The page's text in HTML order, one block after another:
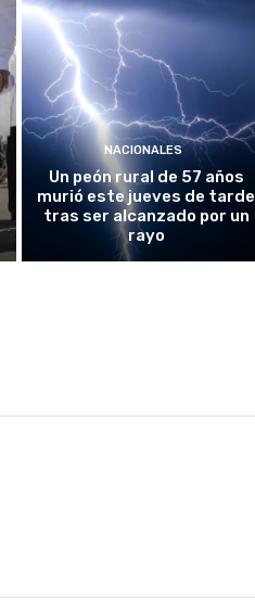
NACIONALES
Un peón rural de 57 años
murió este jueves de tarde
tras ser alcanzado por un
rayo